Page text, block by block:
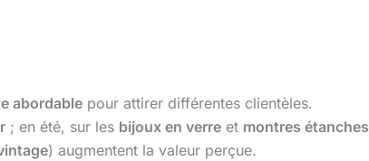
abordable pour attirer différentes clientèles.
; en été, sur les bijoux en verre et montres étanches
) augmentent la valeur perçue.